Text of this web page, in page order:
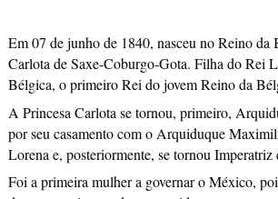
Em 07 de junho de 1840, nasceu no Reino da
Carlota de Saxe-Coburgo-Gota. Filha do Rei
Bélgica, o primeiro Rei do jovem Reino da
A Princesa Carlota se tornou, primeiro,
por seu casamento com o Arquiduque
Lorena e, posteriormente, se tornou
Foi a primeira mulher a governar o México,